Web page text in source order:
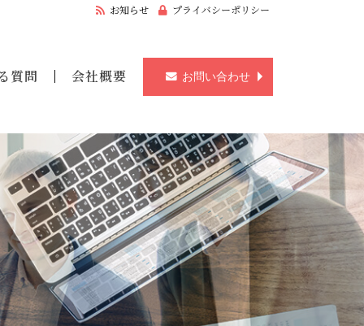
お知らせ プライバシーポリシー
質問 会社概要 お問い合わせ